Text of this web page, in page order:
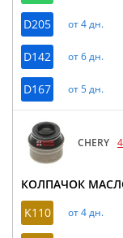
D205 от 4 дн.
D142 от 6 дн.
D167 от 5 дн.
CHERY
КОЛПАЧОК
K110
от 4 дн.